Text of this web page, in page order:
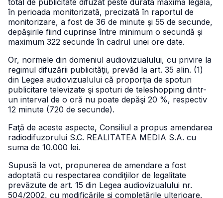
total de publicitate difuzat peste durata maximă legală,
în perioada monitorizată, precizată în raportul de
monitorizare, a fost de 36 de minute şi 55 de secunde,
depăşirile fiind cuprinse între minimum o secundă şi
maximum 322 secunde în cadrul unei ore date.
Or, normele din domeniul audiovizualului, cu privire la
regimul difuzării publicităţii, prevăd la art. 35 alin. (1)
din Legea audiovizualului că proporţia de spoturi
publicitare televizate şi spoturi de teleshopping dintr-
un interval de o oră nu poate depăşi 20 %, respectiv
12 minute (720 de secunde).
Faţă de aceste aspecte, Consiliul a propus amendarea
radiodifuzorului S.C. REALITATEA MEDIA S.A. cu
suma de 10.000 lei.
Supusă la vot, propunerea de amendare a fost
adoptată cu respectarea condiţiilor de legalitate
prevăzute de art. 15 din Legea audiovizualului nr.
504/2002, cu modificările şi completările ulterioare.